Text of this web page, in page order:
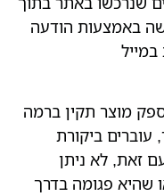
באמצעות הודעה
מוצר תקין ברמה
עוברים ביקורת
זאת, לא ניתן
שהיא פגומה בדרך